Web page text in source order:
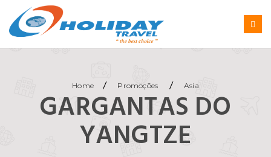
Home / Promoções / Asia
GARGANTAS DO
YANGTZE